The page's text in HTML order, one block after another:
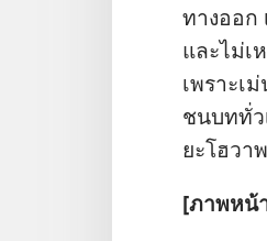
ทาง​ออก
และ​ไม่​เ
เพราะ​เ
ชนบท​ทั่ว​
ยะโฮวา​
[ภาพ​หน้